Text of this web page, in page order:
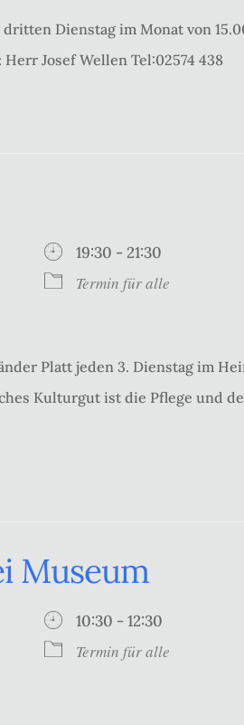
Dienstag im Monat von
Josef Wellen Tel:02574 438
19:30 - 21:30
Termin für alle
Platt jeden 3. Dienstag im
Kulturgut ist die Pflege und
Museum
10:30 - 12:30
Termin für alle